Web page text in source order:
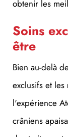
être
Bien au-delà
exclusifs et les
l'expérience
crâniens
des